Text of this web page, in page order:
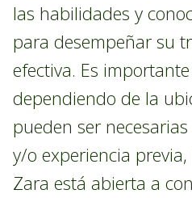
las habilidades y
para desempeñar su
efectiva. Es
dependiendo de la
pueden ser
y/o experiencia
Zara está abierta a